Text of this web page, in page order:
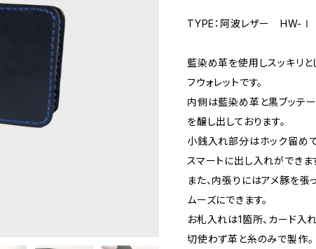
TYPE：阿波レザー HW-Ⅰ
藍染め革を使用しスッキリ
フウォレットです。
内側は藍染め革と黒ブッテ
を醸し出しております。
小銭入れ部分はホック留め
スマートに出し入れができま
また、内張りにはアメ豚を張
ムーズにできます。
お札入れは1箇所、カード入
切使わず革と糸のみで製作。